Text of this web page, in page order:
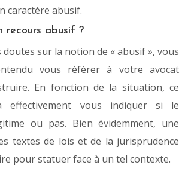
caractère abusif.
recours abusif ?
doutes sur la notion de « abusif », vous
vous référer à votre avocat
En fonction de la situation, ce
effectivement vous indiquer si le
ou pas. Bien évidemment, une
textes de lois et de la jurisprudence
pour statuer face à un tel contexte.